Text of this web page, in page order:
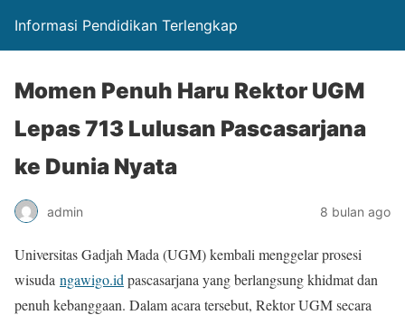
Informasi Pendidikan Terlengkap
Momen Penuh Haru Rektor UGM
Lepas 713 Lulusan Pascasarjana
ke Dunia Nyata
admin 8 bulan ago
Universitas Gadjah Mada (UGM) kembali menggelar prosesi
wisuda ngawigo.id pascasarjana yang berlangsung khidmat dan
penuh kebanggaan. Dalam acara tersebut, Rektor UGM secara